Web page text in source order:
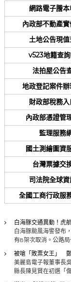
網路電子謄
內政部不動產
土地公告現
v523地籍查
法拍屋公告
地政登記案件
財政部稅務
內政部憑證管
監理服務
國土測繪圖資
台灣票據交
司法院全球
全國工商行政服
白海豚交通異動！虎
白海豚颱風海警發布
有8架次取消。公路
被嗆「敗票女王」
美麗島電子報董事長
縣長陳見賢在初選「